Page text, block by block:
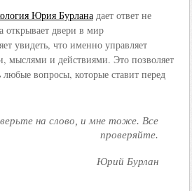
Юрия Бурланадает ответ не
открывает двери в мир
увидеть, что именно управляет
мыслями и действиями. Это позволяет
вопросы, которые ставит перед
на слово, и мне тоже. Все
проверяйте.
Юрий Бурлан